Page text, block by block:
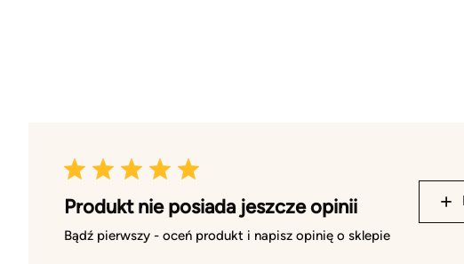
Produkt nie posiada jeszcze opinii
Bądź pierwszy - oceń produkt i napisz opinię o sklepie